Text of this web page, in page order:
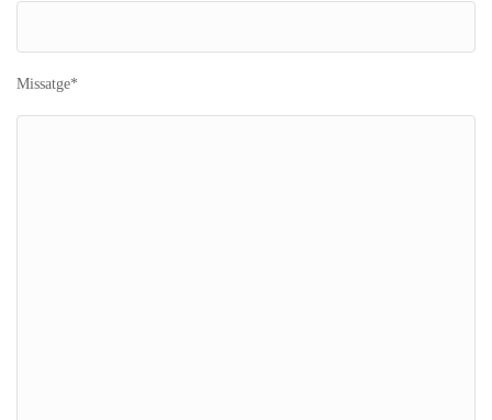
Missatge*